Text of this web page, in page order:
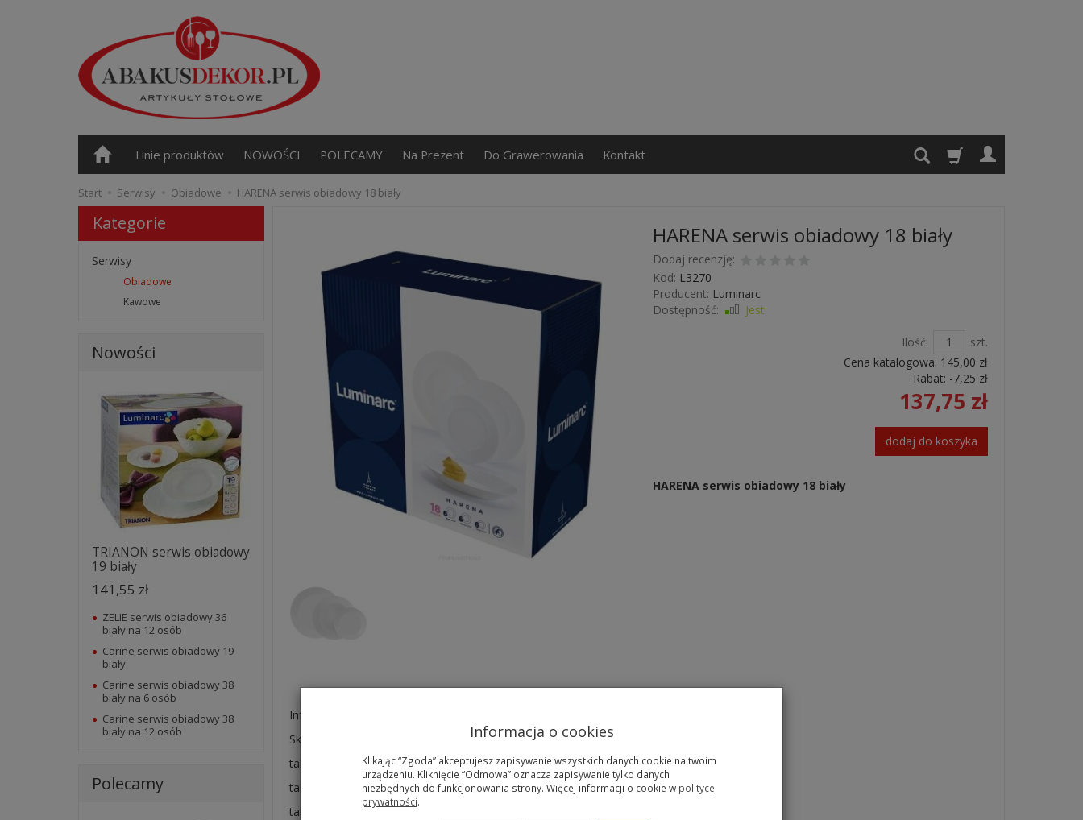
Linie produktów NOWOŚCI POLECAMY Na Prezent Do Grawerowania Kontakt
Start Serwisy Obiadowe HARENA serwis obiadowy 18 biały
HARENA serwis obiadowy 18 biały
Dodaj recenzję:
Kod: L3270
Producent: Luminarc
Dostępność:
Jest
Ilość:
szt.
Cena katalogowa: 145,00 zł
Rabat: -7,25 zł
137,75 zł
dodaj do koszyka
HARENA serwis obiadowy 18 biały
Informacje ogólne:
Skład serwisu:
talerze płytkie 25 cm - 6 szt,
talerze deserowe 19 cm - 6 szt,
talerze głębokie 23,5 cm - 6 szt.
Kategorie
Serwisy
Obiadowe
Kawowe
Nowości
TRIANON serwis obiadowy
19 biały
141,55 zł
ZELIE serwis obiadowy 36
biały na 12 osób
Carine serwis obiadowy 19
biały
Carine serwis obiadowy 38
biały na 6 osób
Carine serwis obiadowy 38
biały na 12 osób
Polecamy
Informacja o cookies
Klikając “Zgoda” akceptujesz zapisywanie wszystkich danych cookie na twoim
urządzeniu. Kliknięcie “Odmowa” oznacza zapisywanie tylko danych
niezbędnych do funkcjonowania strony. Więcej informacji o cookie w polityce
prywatności.